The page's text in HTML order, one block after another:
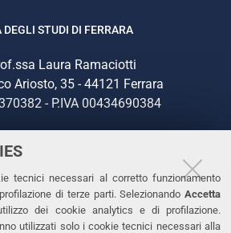
tecnici necessari al corretto funzionamento
di terze parti. Selezionando Accetta
dei cookie analytics e di profilazione.
utilizzati solo i cookie tecnici necessari alla
DEGLI STUDI DI FERRARA
Laura Ramaciotti
Ariosto, 35 - 44121 Ferrara
- P.IVA 00434690384
293111
293031